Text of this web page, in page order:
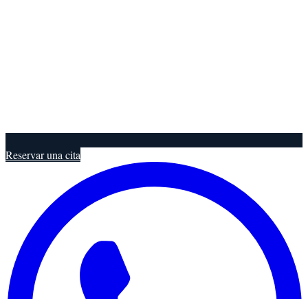
Reservar una cita